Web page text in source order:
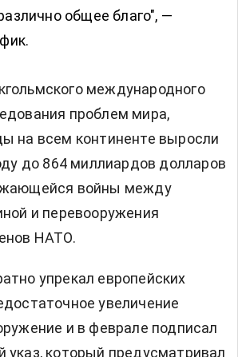
общее благо", —
международного
проблем мира,
на всем континенте выросли
до 864 миллиардов долларов
войны между
и перевооружения
НАТО.
упрекал европейских
увеличение
и в феврале подписал
указ, который предусматривал